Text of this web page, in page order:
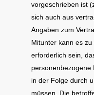
vorgeschrieben ist
sich auch aus
Angaben zum
Mitunter kann es
erforderlich sein,
personenbezogene
in der Folge durch
müssen. Die